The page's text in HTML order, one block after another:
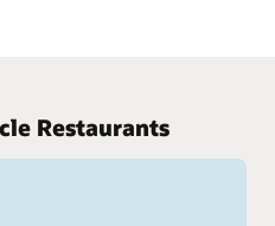
Restaurants